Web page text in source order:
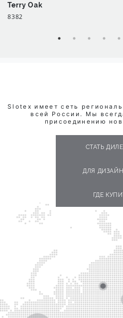
Terry Oak
8382
Slotex имеет сеть
всей России. Мы
присоединению
СТАТЬ
ДЛЯ
ГДЕ